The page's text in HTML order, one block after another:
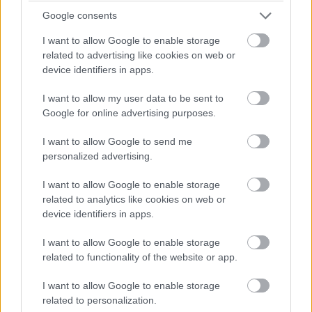
Google consents
I want to allow Google to enable storage
related to advertising like cookies on web or
device identifiers in apps.
I want to allow my user data to be sent to
Google for online advertising purposes.
I want to allow Google to send me
personalized advertising.
I want to allow Google to enable storage
related to analytics like cookies on web or
device identifiers in apps.
I want to allow Google to enable storage
related to functionality of the website or app.
I want to allow Google to enable storage
related to personalization.
előnyre tehet szert a meglévő versenytársakkal, például a
HTC Vive családdal szemben, de csábítóbb ajánlatot
jelenthet a szintén kontrollerekkel működő új Valve
csúcs-headset, az Index ellenében is.
balatoni kardioösvény (X)
4 és egy 8 km-es egészségügyi tanösvény nyílt
#oculus #quest #kézkövetés
#kéz
#kontroller